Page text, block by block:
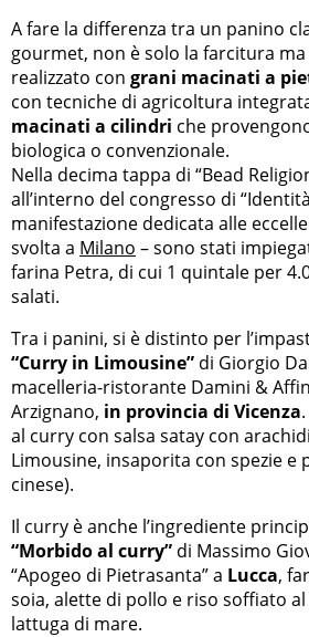
A fare la differenza tra un panino
gourmet, non è solo la farcitura
realizzato con grani macinati a
con tecniche di agricoltura
macinati a cilindri che
biologica o convenzionale.
Nella decima tappa di “Bead
all’interno del congresso di
manifestazione dedicata alle
svolta a Milano – sono stati
farina Petra, di cui 1 quintale per
salati.
Tra i panini, si è distinto per
“Curry in Limousine” di Giorgio
macelleria-ristorante Damini &
Arzignano, in provincia di Vicenza
al curry con salsa satay con
Limousine, insaporita con spezie e
cinese).
Il curry è anche l’ingrediente
“Morbido al curry” di Massimo
“Apogeo di Pietrasanta” a Lucca,
soia, alette di pollo e riso soffiato
lattuga di mare.